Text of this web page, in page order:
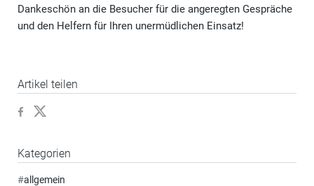
Dankeschön an die Besucher für die angeregten Gespräche
und den Helfern für Ihren unermüdlichen Einsatz!
Artikel teilen
Kategorien
#allgemein